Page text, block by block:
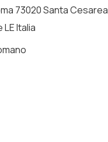
73020 Santa Cesarea
LE Italia